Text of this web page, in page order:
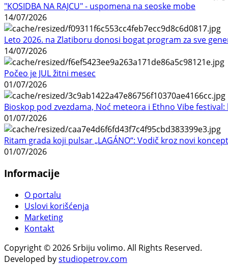
"KOSIDBA NA RAJCU" - uspomena na seoske mobe
14/07/2026
Leto 2026. na Zlatiboru donosi bogat program za sve
14/07/2026
Počeo je JUL žitni mesec
01/07/2026
Bioskop pod zvezdama, Noć meteora i Ethno Vibe
01/07/2026
Ritam grada koji pulsar „LAGÁNO“: Vodič kroz novi
01/07/2026
Informacije
O portalu
Uslovi korišćenja
Marketing
Kontakt
Copyright © 2026 Srbiju volimo. All Rights Reserved.
Developed bystudiopetrov.com